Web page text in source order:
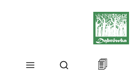
Otwórz wyszukiwarkę